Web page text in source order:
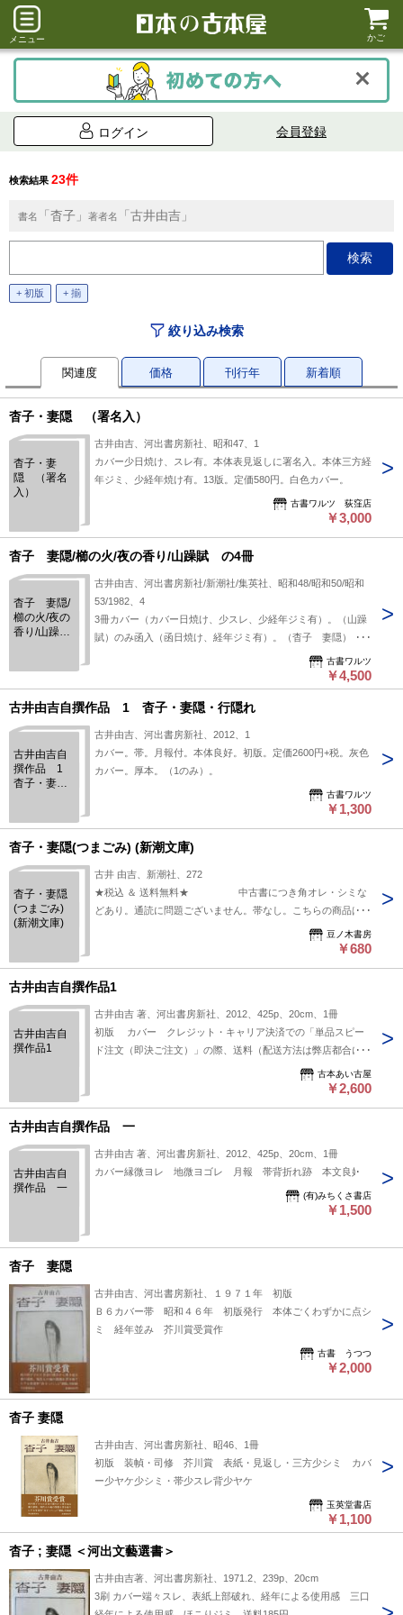
メニュー かご
ログイン 会員登録
検索結果 23件
書名 「杳子」 著者名 「古井由吉」
+ 初版 + 揃
絞り込み検索
関連度 価格 刊行年 新着順
杳子・妻隠 （署名入）
杳子・妻
隠 （署名
入）
古井由吉、河出書房新社、昭和47、1
カバー少日焼け、スレ有。本体表見返しに署名入。本体三方経
年ジミ、少経年焼け有。13版。定価580円。白色カバー。
古書ワルツ 荻窪店
￥3,000
杳子 妻隠/櫛の火/夜の香り/山躁賦 の4冊
杳子 妻隠/
櫛の火/夜の
香り/山躁
古井由吉、河出書房新社/新潮社/集英社、昭和48/昭和50/昭和
53/1982、4
3冊カバー（カバー日焼け、少スレ、少経年ジミ有）。（山躁
賦）のみ函入（函日焼け、経年ジミ有）。（杳子 妻隠）（櫛
の火）の本体経年焼け有。本体天経年ジミ有。本体経年並。
21版/5版/3刷/初版。定価合計：4080円。白色/ベージュ色/黄色
カバー。緑色背/ベージュ色函。（単行本版）。
古書ワルツ
￥4,500
古井由吉自撰作品 1 杳子・妻隠・行隠れ
古井由吉自
撰作品 1
杳子・妻
古井由吉、河出書房新社、2012、1
カバー。帯。月報付。本体良好。初版。定価2600円+税。灰色
カバー。厚本。（1のみ）。
古書ワルツ
￥1,300
杳子・妻隠(つまごみ) (新潮文庫)
杳子・妻隠
(つまごみ)
(新潮文庫)
古井 由吉、新潮社、272
★税込 ＆ 送料無料★ 中古書につき角オレ・シミな
どあり。通読に問題ございません。帯なし。こちらの商品は★
豆ノ木書房
￥680
古井由吉自撰作品1
古井由吉自
撰作品1
古井由吉 著、河出書房新社、2012、425p、20cm、1冊
初版 カバー クレジット・キャリア決済での「単品スピー
ド注文（即決ご注文）」の際、送料（配送方法は弊店都合にな
古本あい古屋
￥2,600
古井由吉自撰作品 一
古井由吉自
撰作品 一
古井由吉 著、河出書房新社、2012、425p、20cm、1冊
カバー縁微ヨレ 地微ヨゴレ 月報 帯背折れ跡 本文良好
(有)みちくさ書店
￥1,500
杳子 妻隠
古井由吉、河出書房新社、１９７１年 初版
Ｂ６カバー帯 昭和４６年 初版発行 本体ごくわずかに点シ
ミ 経年並み 芥川賞受賞作
古書 うつつ
￥2,000
杳子 妻隠
古井由吉、河出書房新社、昭46、1冊
初版 装幀・司修 芥川賞 表紙・見返し・三方少シミ カバ
ー少ヤケ少シミ・帯少スレ背少ヤケ
玉英堂書店
￥1,100
杳子 ; 妻隠 ＜河出文藝選書＞
古井由吉著、河出書房新社、1971.2、239p、20cm
3刷 カバー端々スレ、表紙上部破れ、経年による使用感 三口